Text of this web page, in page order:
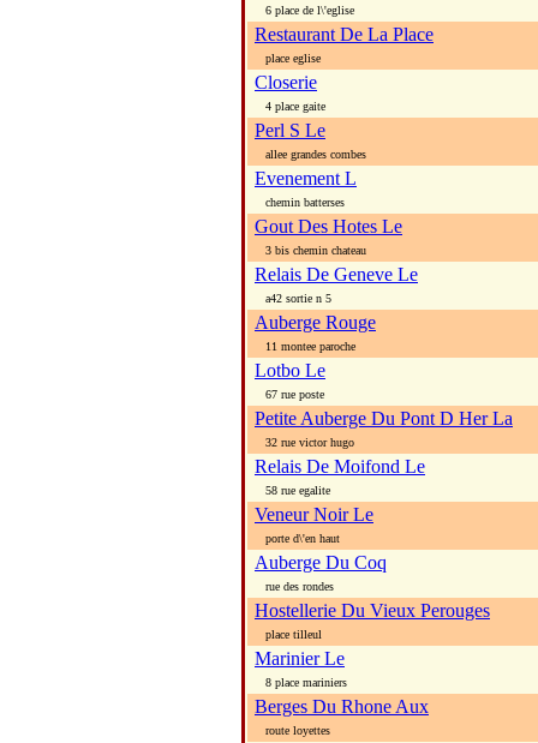
6 place de l\'eglise
Restaurant De La Place
place eglise
Closerie
4 place gaite
Perl S Le
allee grandes combes
Evenement L
chemin batterses
Gout Des Hotes Le
3 bis chemin chateau
Relais De Geneve Le
a42 sortie n 5
Auberge Rouge
11 montee paroche
Lotbo Le
67 rue poste
Petite Auberge Du Pont D Her La
32 rue victor hugo
Relais De Moifond Le
58 rue egalite
Veneur Noir Le
porte d\'en haut
Auberge Du Coq
rue des rondes
Hostellerie Du Vieux Perouges
place tilleul
Marinier Le
8 place mariniers
Berges Du Rhone Aux
route loyettes